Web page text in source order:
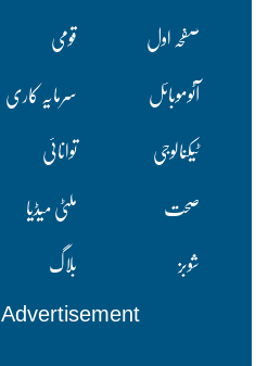
صفحہ اول قومی
آٹوموبائل
سرمایہ کاری
ٹیکنالوجی
توانائی
صحت
ملٹی میڈیا
شوبز
بلاگ
Advertisement